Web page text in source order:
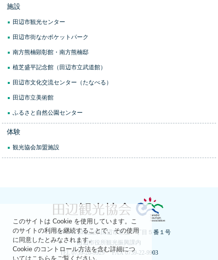
このサイトは Cookie を使用しています。こ
のサイトの利用を継続することで、その使用
に同意したとみなされます。
Cookie のコントロール方法を含む詳細につ
いてはこちらをご覧ください。
施設
田辺市観光センター
田辺市街なかポケットパーク
南方熊楠顕彰館・南方熊楠邸
植芝盛平記念館（田辺市立武道館）
田辺市文化交流センター（たなべる）
田辺市立美術館
ふるさと自然公園センター
体験
観光協会加盟施設
〒646-8545 和歌山県田辺市東山一丁目５番１号
田辺市役所観光振興課内
TEL 0739-26-9929 FAX 0739-22-9903